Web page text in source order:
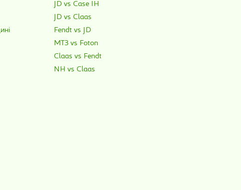
JD vs Case IH
JD vs Claas
Fendt vs JD
МТЗ vs Foton
Claas vs Fendt
NH vs Claas